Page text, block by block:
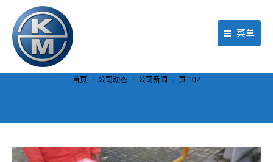
菜单
首页
行业应用
现场服务
你在这里：
首页 公司动态 公司新闻 页 102